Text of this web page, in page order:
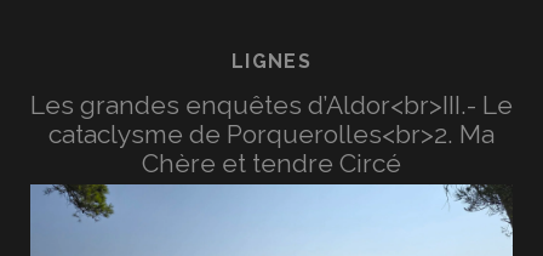
LIGNES
Les grandes enquêtes d’Aldor<br>III.- Le
cataclysme de Porquerolles<br>2. Ma
Chère et tendre Circé